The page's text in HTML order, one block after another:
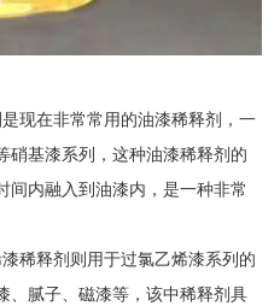
现在非常常用的油漆稀释剂，一
硝基漆系列，这种油漆稀释剂的
间内融入到油漆内，是一种非常
稀释剂则用于过氯乙烯漆系列的
、腻子、磁漆等，该中稀释剂具